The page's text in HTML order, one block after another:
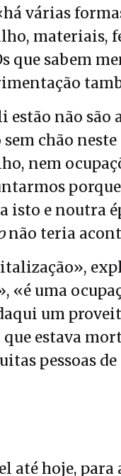
várias
materiais,
que sabem
estão não
chão
nem
isto e noutra
não teria
«é uma
um
estava
pessoas
hoje, para